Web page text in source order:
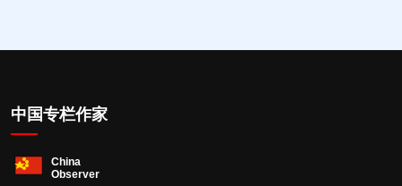
中国专栏作家